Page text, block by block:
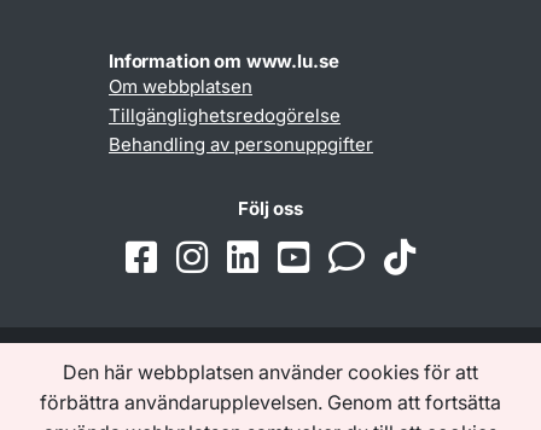
Den här webbplatsen använder cookies för att
förbättra användarupplevelsen. Genom att fortsätta
Information om www.lu.se
Om webbplatsen
Tillgänglighetsredogörelse
Behandling av personuppgifter
Följ oss
Samarbeten och nätverk